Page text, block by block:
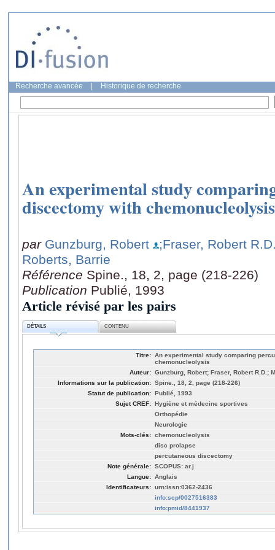
Recherche avancée Historique de recherche
An experimental study
discectomy with chemonucleolysis
par Gunzburg, Robert
;Fraser, Robert
Roberts, Barrie
Référence Spine., 18, 2, page (218-226)
Publication Publié, 1993
Article révisé par les pairs
DÉTAILS CONTENU
Titre: An experimental study comparing
chemonucleolysis
Auteur: Gunzburg, Robert; Fraser, Robert R.D.;
Informations sur la publication: Spine., 18, 2, page (218-226)
Statut de publication: Publié, 1993
Sujet CREF: Hygiène et médecine sportives
Orthopédie
Neurologie
Mots-clés: chemonucleolysis
disc prolapse
percutaneous discectomy
Note générale: SCOPUS: ar.j
Langue: Anglais
Identificateurs: urn:issn:0362-2436
info:scp/0027516383
info:pmid/8441937